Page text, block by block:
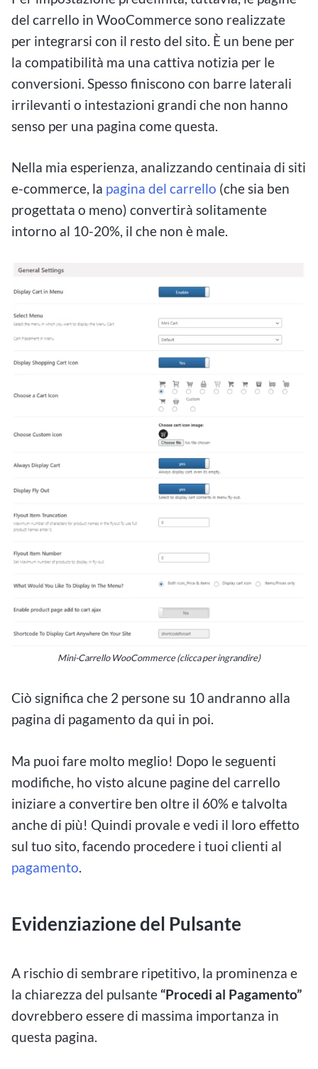
del carrello in WooCommerce sono realizzate
per integrarsi con il resto del sito. È un bene per
la compatibilità ma una cattiva notizia per le
conversioni. Spesso finiscono con barre laterali
irrilevanti o intestazioni grandi che non hanno
senso per una pagina come questa.
Nella mia esperienza, analizzando centinaia di siti
e-commerce, la pagina del carrello (che sia ben
progettata o meno) convertirà solitamente
intorno al 10-20%, il che non è male.
Mini-Carrello WooCommerce (clicca per ingrandire)
Ciò significa che 2 persone su 10 andranno alla
pagina di pagamento da qui in poi.
Ma puoi fare molto meglio! Dopo le seguenti
modifiche, ho visto alcune pagine del carrello
iniziare a convertire ben oltre il 60% e talvolta
anche di più! Quindi provale e vedi il loro effetto
sul tuo sito, facendo procedere i tuoi clienti al
pagamento.
Evidenziazione del Pulsante
A rischio di sembrare ripetitivo, la prominenza e
la chiarezza del pulsante “Procedi al Pagamento”
dovrebbero essere di massima importanza in
questa pagina.